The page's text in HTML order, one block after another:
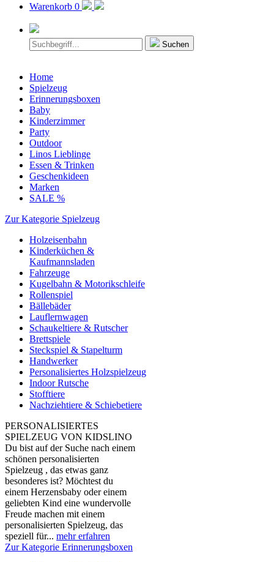
Warenkorb 0
Suchen
Home
Spielzeug
Erinnerungsboxen
Baby
Kinderzimmer
Party
Outdoor
Linos Lieblinge
Essen & Trinken
Geschenkideen
Marken
SALE %
Zur Kategorie Spielzeug
Holzeisenbahn
Kinderküchen &
Kaufmannsladen
Fahrzeuge
Kugelbahn & Motorikschleife
Rollenspiel
Bällebäder
Lauflernwagen
Schaukeltiere & Rutscher
Brettspiele
Steckspiel & Stapelturm
Handwerker
Personalisiertes Holzspielzeug
Indoor Rutsche
Stofftiere
Nachziehtiere & Schiebetiere
PERSONALISIERTES
SPIELZEUG VON KIDSLINO
Du bist auf der Suche nach einem
schönen personalisierten
Spielzeug , das etwas ganz
besonderes ist? Möchtest du
einem Herzensbaby oder einem
geliebten Kind eine wundervolle
Freude machen mit einem
personalisierten Spielzeug, das
speziell für... mehr erfahren
Zur Kategorie Erinnerungsboxen